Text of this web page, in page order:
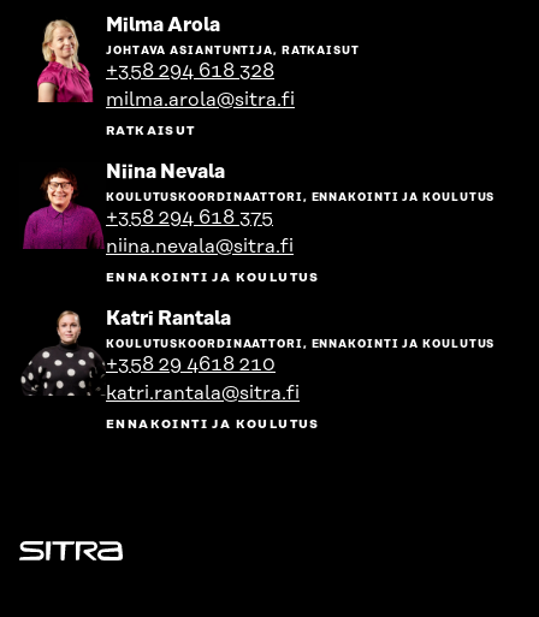
Milma ArolaSiirry
henkilön
sivulle
JOHTAVA ASIANTUNTIJA, RATKAISUT
+358 294 618 328
milma.arola@sitra.fi
RATKAISUT
Niina NevalaSiirry
henkilön
sivulle
KOULUTUSKOORDINAATTORI, ENNAKOINTI JA KOULUTUS
+358 294 618 375
niina.nevala@sitra.fi
ENNAKOINTI JA KOULUTUS
Katri RantalaSiirry
henkilön
sivulle
KOULUTUSKOORDINAATTORI, ENNAKOINTI JA KOULUTUS
+358 29 4618 210
katri.rantala@sitra.fi
ENNAKOINTI JA KOULUTUS
Sitra